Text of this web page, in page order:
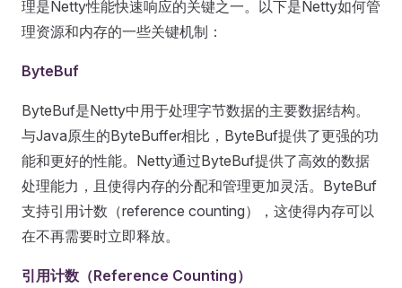
理是Netty性能快速响应的关键之一。以下是Netty如何管
理资源和内存的一些关键机制：
ByteBuf
ByteBuf是Netty中用于处理字节数据的主要数据结构。
与Java原生的ByteBuffer相比，ByteBuf提供了更强的功
能和更好的性能。Netty通过ByteBuf提供了高效的数据
处理能力，且使得内存的分配和管理更加灵活。ByteBuf
支持引用计数（reference counting），这使得内存可以
在不再需要时立即释放。
引用计数（Reference Counting）